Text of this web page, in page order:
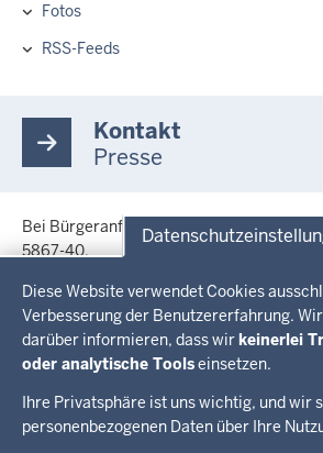
Diese Website verwendet Cookies
Verbesserung der Benutzererfahrung.
darüber informieren, dass wirkeinerlei
oder analytische Toolseinsetzen.
Ihre Privatsphäre ist uns wichtig, und wir
personenbezogenen Daten über Ihre
Fotos
RSS-Feeds
Kontakt
Presse
Bei Bürgeranfragen wenden Sie sich bitte
5867-40.
Bei journalistischen Nachfragen wenden
Pressestelle des Ministeriums für Schule
0211 5867-3505.